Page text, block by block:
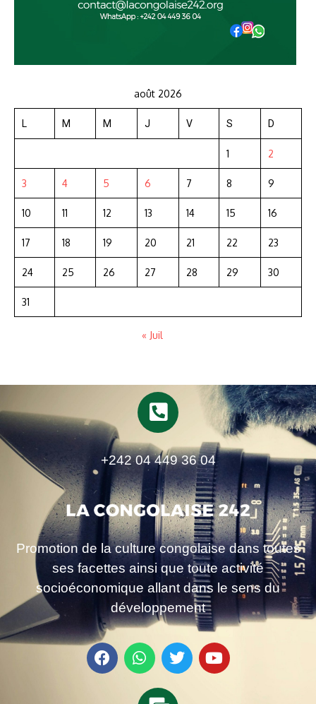
août 2026
L M M J V S D
1 2
3 4 5 6 7 8 9
10 11 12 13 14 15 16
17 18 19 20 21 22 23
24 25 26 27 28 29 30
31
« Juil
+242 04 449 36 04
Promotion de la culture congolaise dans toutes
ses facettes ainsi que toute activité
socioéconomique allant dans le sens du
développement